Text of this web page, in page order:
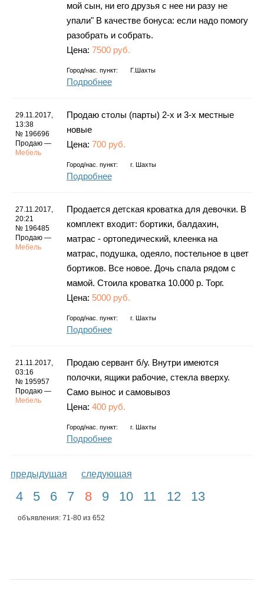
мой сын, ни его друзья с нее ни разу не
упали" В качестве бонуса: если надо помогу
разобрать и собрать.
Цена: 7500 руб.
Город/нас. пункт: Г.Шахты
Подробнее
29.11.2017,
13:38
№ 196696
Продаю —
Мебель
Продаю столы (парты) 2-х и 3-х местные
новые
Цена: 700 руб.
Город/нас. пункт: г. Шахты
Подробнее
27.11.2017,
20:21
№ 196485
Продаю —
Мебель
Продается детская кроватка для девочки. В
комплект входит: бортики, балдахин,
матрас - ортопедический, клеенка на
матрас, подушка, одеяло, постельное в цвет
бортиков. Все новое. Дочь спала рядом с
мамой. Стоила кроватка 10.000 р. Торг.
Цена: 5000 руб.
Город/нас. пункт: г. Шахты
Подробнее
21.11.2017,
03:16
№ 195957
Продаю —
Мебель
Продаю сервант б/у. Внутри имеются
полочки, ящики рабочие, стекла вверху.
Само вынос и самовывоз
Цена: 400 руб.
Город/нас. пункт: г. Шахты
Подробнее
предыдущая следующая
4 5 6 7 8 9 10 11 12 13
объявления: 71-80 из 652